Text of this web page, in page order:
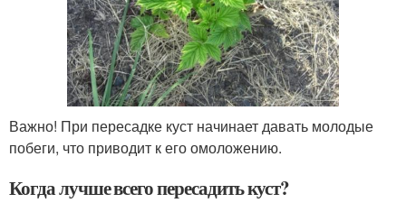
Важно! При пересадке куст начинает давать молодые
побеги, что приводит к его омоложению.
Когда лучше всего пересадить куст?